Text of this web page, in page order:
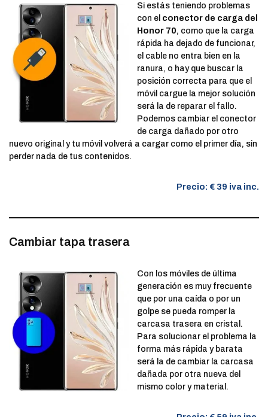
Si estás teniendo problemas
con el conector de carga del
Honor 70, como que la carga
rápida ha dejado de funcionar,
el cable no entra bien en la
ranura, o hay que buscar la
posición correcta para que el
móvil cargue la mejor solución
será la de reparar el fallo.
Podemos cambiar el conector
de carga dañado por otro
nuevo original y tu móvil volverá a cargar como el primer día, sin
perder nada de tus contenidos.
Precio: € 39 iva inc.
Cambiar tapa trasera
Con los móviles de última
generación es muy frecuente
que por una caída o por un
golpe se pueda romper la
carcasa trasera en cristal.
Para solucionar el problema la
forma más rápida y barata
será la de cambiar la carcasa
dañada por otra nueva del
mismo color y material.